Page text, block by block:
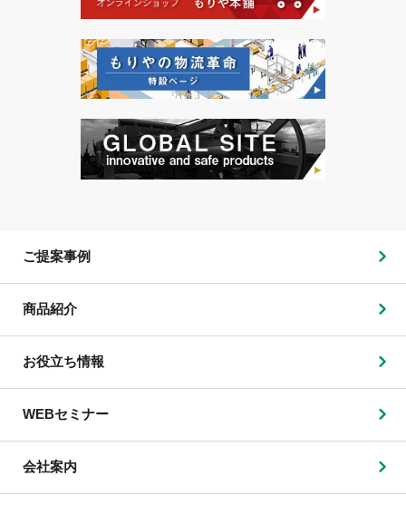
ご提案事例
商品紹介
お役立ち情報
WEBセミナー
会社案内